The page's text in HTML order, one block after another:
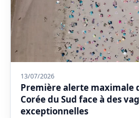
13/07/2026
Première alerte maximale
Corée du Sud face à des
exceptionnelles